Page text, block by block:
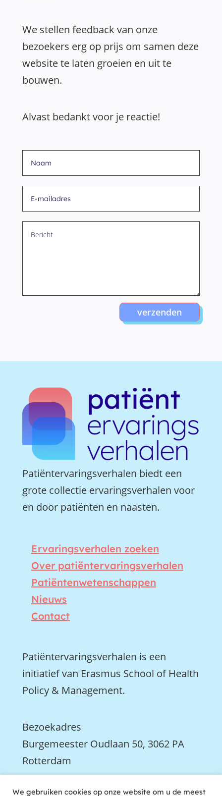
We stellen feedback van onze
bezoekers erg op prijs om samen deze
website te laten groeien en uit te
bouwen.
Alvast bedankt voor je reactie!
verzenden
Patiëntervaringsverhalen biedt een
grote collectie ervaringsverhalen voor
en door patiënten en naasten.
Ervaringsverhalen zoeken
Over patiëntervaringsverhalen
Patiëntenwetenschappen
Nieuws
Contact
Patiëntervaringsverhalen is een
initiatief van Erasmus School of Health
Policy & Management.
Bezoekadres
Burgemeester Oudlaan 50, 3062 PA
Rotterdam
We gebruiken cookies op onze website om u de meest